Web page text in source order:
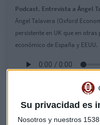
Su privacidad es
Nosotros y nuestros 1538
Podcast. Entrevista a Ángel
Ángel Talavera (Oxford
persistente en UK que en
económico de España y EEUU.